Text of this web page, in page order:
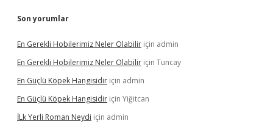
Son yorumlar
En Gerekli Hobilerimiz Neler Olabilir için admin
En Gerekli Hobilerimiz Neler Olabilir için Tuncay
En Güçlü Köpek Hangisidir için admin
En Güçlü Köpek Hangisidir için Yiğitcan
İLk Yerli Roman Neydi için admin